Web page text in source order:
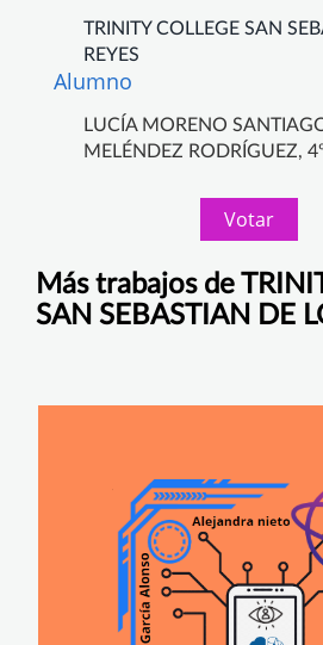
TRINITY COLLEGE SAN
REYES
Alumno
LUCÍA MORENO
MELÉNDEZ RODRÍGUEZ,
Votar
Más trabajos de
SAN SEBASTIAN DE